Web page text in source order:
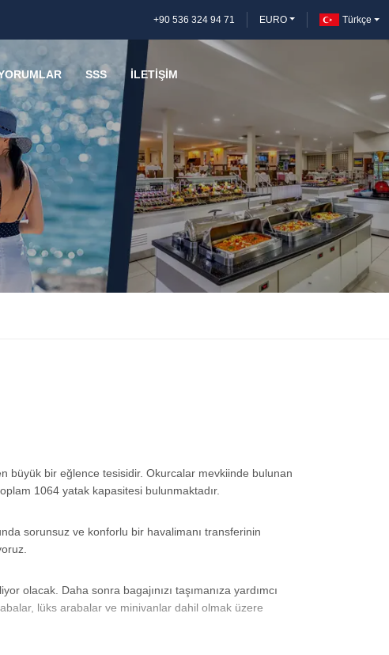
+90 536 324 94 71 EURO Türkçe
büyük bir eğlence tesisidir. Okurcalar mevkiinde bulunan
1064 yatak kapasitesi bulunmaktadır.
sorunsuz ve konforlu bir havalimanı transferinin
olacak. Daha sonra bagajınızı taşımanıza yardımcı
lüks arabalar ve minivanlar dahil olmak üzere
SSS İLETIŞIM